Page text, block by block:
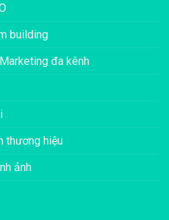
building
đa kênh
thương hiệu
ảnh